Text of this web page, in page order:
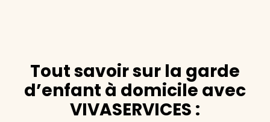
Tout savoir sur la garde
d’enfant à domicile avec
VIVASERVICES :